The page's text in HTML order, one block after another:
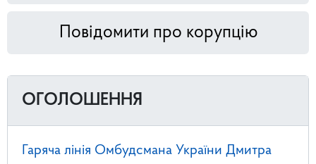
Повідомити про корупцію
ОГОЛОШЕННЯ
Гаряча лінія Омбудсмана України Дмитра